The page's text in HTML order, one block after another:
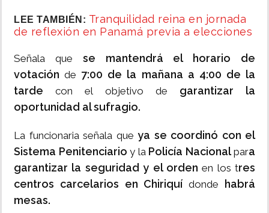
LEE TAMBIÉN: Tranquilidad reina en jornada
de reflexión en Panamá previa a elecciones
Señala que se mantendrá el horario de
votaciónde 7:00 de la mañana a 4:00 de la
tarde con el objetivo de garantizar la
oportunidad al sufragio.
La funcionaria señala que ya se coordinó con el
Sistema Penitenciario y la Policía Nacionalpara
garantizar la seguridad y el orden en los tres
centros carcelarios en Chiriquí donde
habrá
mesas.